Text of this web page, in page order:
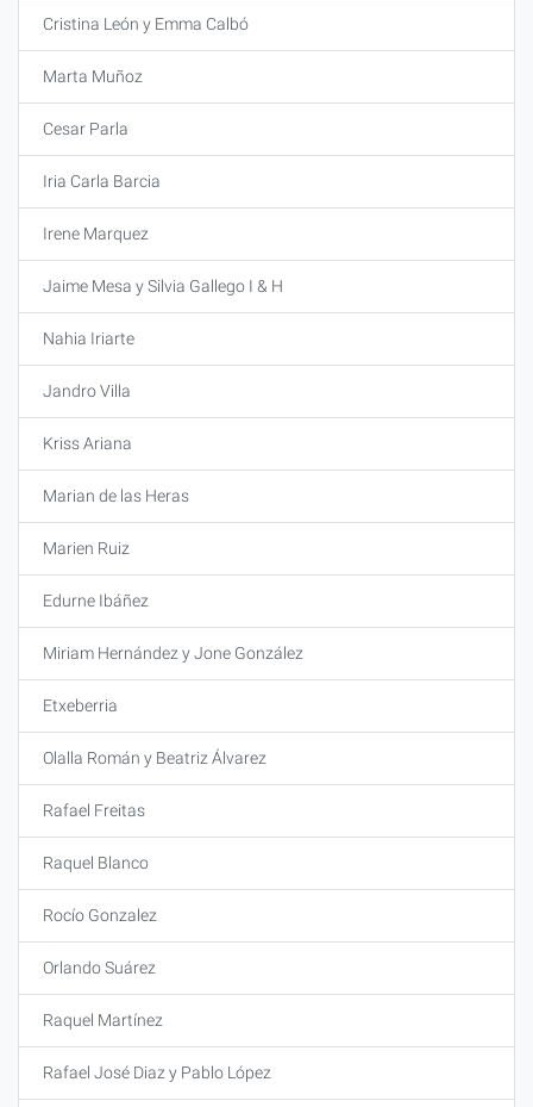
Cristina León y Emma Calbó
Marta Muñoz
Cesar Parla
Iria Carla Barcia
Irene Marquez
Jaime Mesa y Silvia Gallego I & H
Nahia Iriarte
Jandro Villa
Kriss Ariana
Marian de las Heras
Marien Ruiz
Edurne Ibáñez
Miriam Hernández y Jone González
Etxeberria
Olalla Román y Beatriz Álvarez
Rafael Freitas
Raquel Blanco
Rocío Gonzalez
Orlando Suárez
Raquel Martínez
Rafael José Diaz y Pablo López